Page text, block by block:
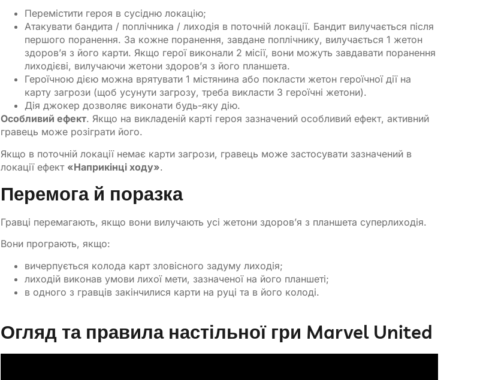
Перемістити героя в сусідню локацію;
Атакувати бандита / поплічника / лиходія в поточній локації. Бандит вилучається після
першого поранення. За кожне поранення, завдане поплічнику, вилучається 1 жетон
здоров’я з його карти. Якщо герої виконали 2 місії, вони можуть завдавати поранення
лиходієві, вилучаючи жетони здоров’я з його планшета.
Героїчною дією можна врятувати 1 містянина або покласти жетон героїчної дії на
карту загрози (щоб усунути загрозу, треба викласти 3 героїчні жетони).
Дія джокер дозволяє виконати будь-яку дію.
Особливий ефект. Якщо на викладеній карті героя зазначений особливий ефект, активний
гравець може розіграти його.
Якщо в поточній локації немає карти загрози, гравець може застосувати зазначений в
локації ефект «Наприкінці ходу».
Перемога й поразка
Гравці перемагають, якщо вони вилучають усі жетони здоров’я з планшета суперлиходія.
Вони програють, якщо:
вичерпується колода карт зловісного задуму лиходія;
лиходій виконав умови лихої мети, зазначеної на його планшеті;
в одного з гравців закінчилися карти на руці та в його колоді.
Огляд та правила настільної гри Marvel United